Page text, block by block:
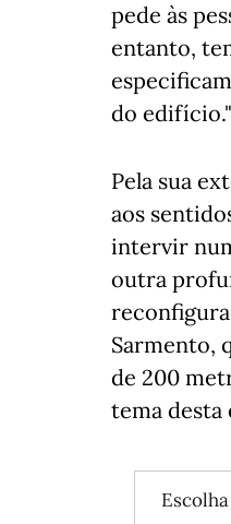
pede às
entanto,
do edifício."
Pela sua
aos
intervir
outra
Sarmento,
de 200
tema desta